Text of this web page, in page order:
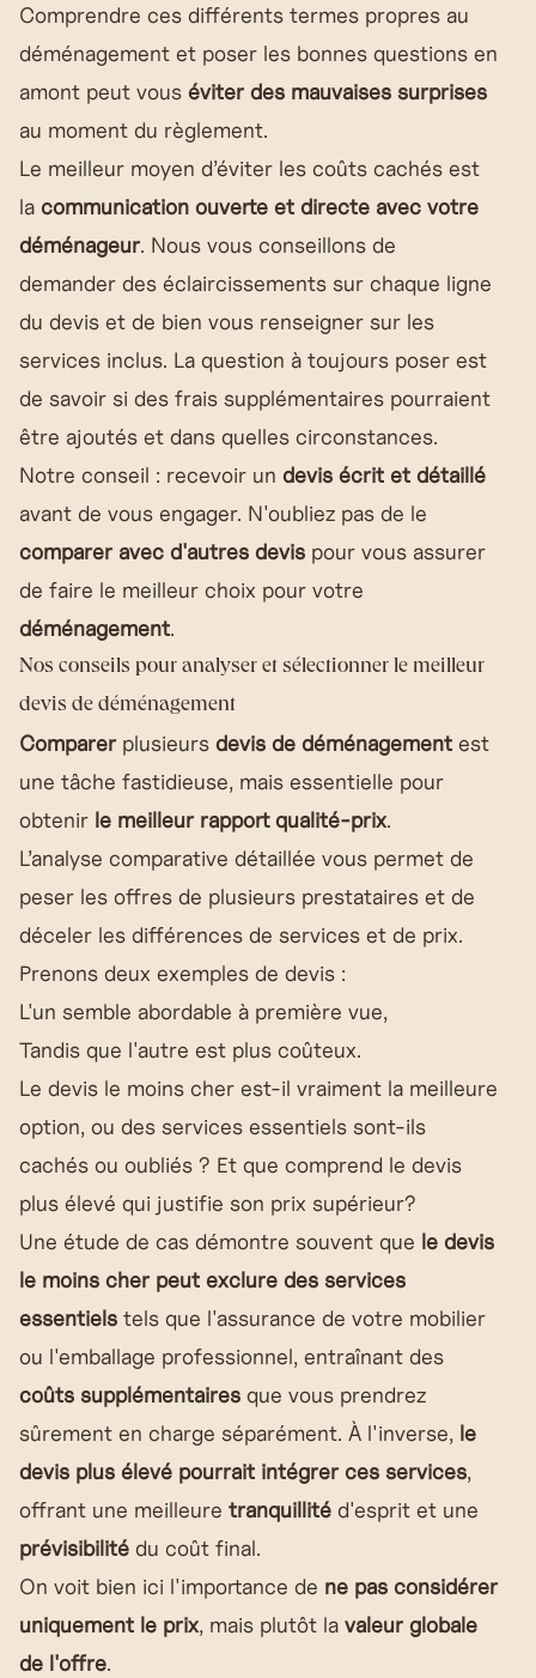
Comprendre ces différents termes propres au
déménagement et poser les bonnes questions en
amont peut vous éviter des mauvaises surprises
au moment du règlement.
Le meilleur moyen d’éviter les coûts cachés est
la communication ouverte et directe avec votre
déménageur. Nous vous conseillons de
demander des éclaircissements sur chaque ligne
du devis et de bien vous renseigner sur les
services inclus. La question à toujours poser est
de savoir si des frais supplémentaires pourraient
être ajoutés et dans quelles circonstances.
Notre conseil : recevoir un devis écrit et détaillé
avant de vous engager. N'oubliez pas de le
comparer avec d'autres devis pour vous assurer
de faire le meilleur choix pour votre
déménagement.
Nos conseils pour analyser et sélectionner le meilleur
devis de déménagement
Comparer plusieurs devis de déménagement est
une tâche fastidieuse, mais essentielle pour
obtenir le meilleur rapport qualité-prix.
L’analyse comparative détaillée vous permet de
peser les offres de plusieurs prestataires et de
déceler les différences de services et de prix.
Prenons deux exemples de devis :
L'un semble abordable à première vue,
Tandis que l'autre est plus coûteux.
Le devis le moins cher est-il vraiment la meilleure
option, ou des services essentiels sont-ils
cachés ou oubliés ? Et que comprend le devis
plus élevé qui justifie son prix supérieur?
Une étude de cas démontre souvent que le devis
le moins cher peut exclure des services
essentiels tels que l'assurance de votre mobilier
ou l'emballage professionnel, entraînant des
coûts supplémentaires que vous prendrez
sûrement en charge séparément. À l'inverse, le
devis plus élevé pourrait intégrer ces services,
offrant une meilleure tranquillité d'esprit et une
prévisibilité du coût final.
On voit bien ici l'importance de ne pas considérer
uniquement le prix, mais plutôt la valeur globale
de l'offre.